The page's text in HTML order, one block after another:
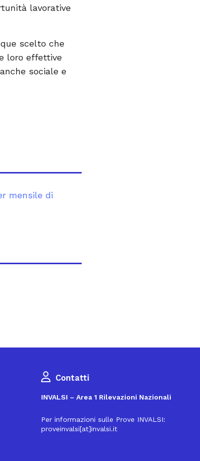
lavorative
scelto che
loro effettive
sociale e
mensile di
Contatti
INVALSI – Area 1 Rilevazioni Nazionali
Per informazioni sulle Prove INVALSI:
proveinvalsi[at]invalsi.it